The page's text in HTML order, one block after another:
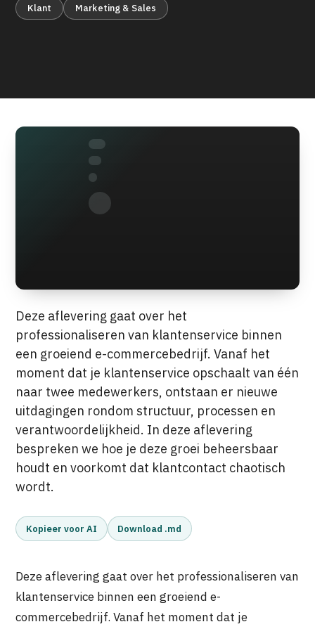
Klant Marketing & Sales
Deze aflevering gaat over het
professionaliseren van klantenservice binnen
een groeiend e-commercebedrijf. Vanaf het
moment dat je klantenservice opschaalt van één
naar twee medewerkers, ontstaan er nieuwe
uitdagingen rondom structuur, processen en
verantwoordelijkheid. In deze aflevering
bespreken we hoe je deze groei beheersbaar
houdt en voorkomt dat klantcontact chaotisch
wordt.
Kopieer voor AI Download .md
Deze aflevering gaat over het professionaliseren van
klantenservice binnen een groeiend e-
commercebedrijf. Vanaf het moment dat je